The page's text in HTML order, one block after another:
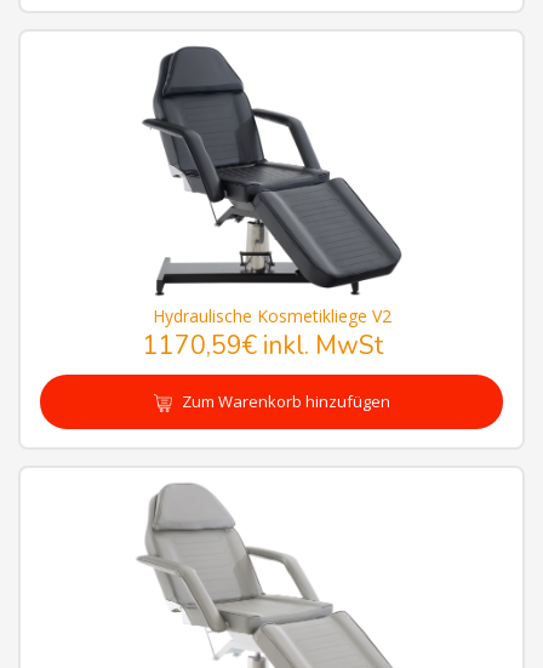
Hydraulische Kosmetikliege V2
1170,59€ inkl. MwSt
Zum Warenkorb hinzufügen